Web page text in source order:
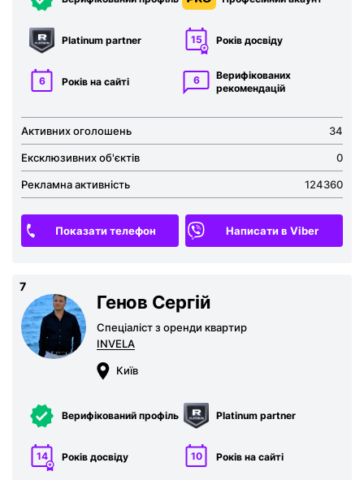
Platinum partner 15 Років досвіду
6 Років на сайті 6
Верифікованих
рекомен­дацій
Активних оголошень 34
Ексклюзивних об'єктів 0
Рекламна активність 124360
Показати телефон Написати в Viber
7
Генов Сергій
Спеціаліст з оренди квартир
INVELA
Київ
Верифікований профіль Platinum partner
14 Років досвіду 10 Років на сайті